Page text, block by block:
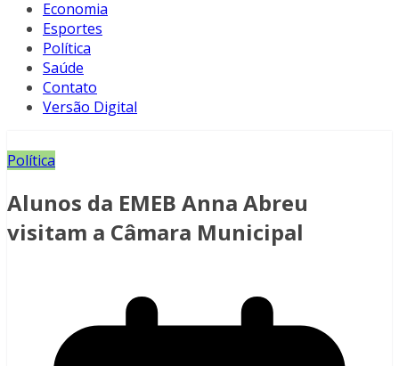
Economia
Esportes
Política
Saúde
Contato
Versão Digital
Política
Alunos da EMEB Anna Abreu
visitam a Câmara Municipal